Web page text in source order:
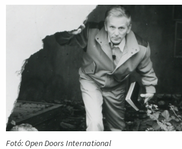
Fotó: Open Doors International